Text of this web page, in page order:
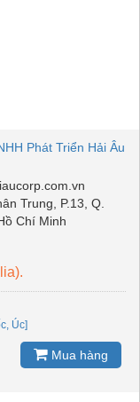
Phát Triển Hải Âu
Trung, P.13, Q.
Chí Minh
Úc]
Mua hàng